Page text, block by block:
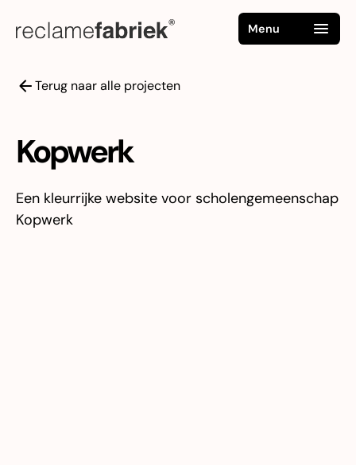
Menu
Terug naar alle projecten
Kopwerk
Een kleurrijke website voor scholengemeenschap
Kopwerk